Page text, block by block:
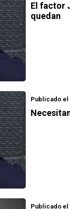
El factor
quedan
Publicado el
Publicado el